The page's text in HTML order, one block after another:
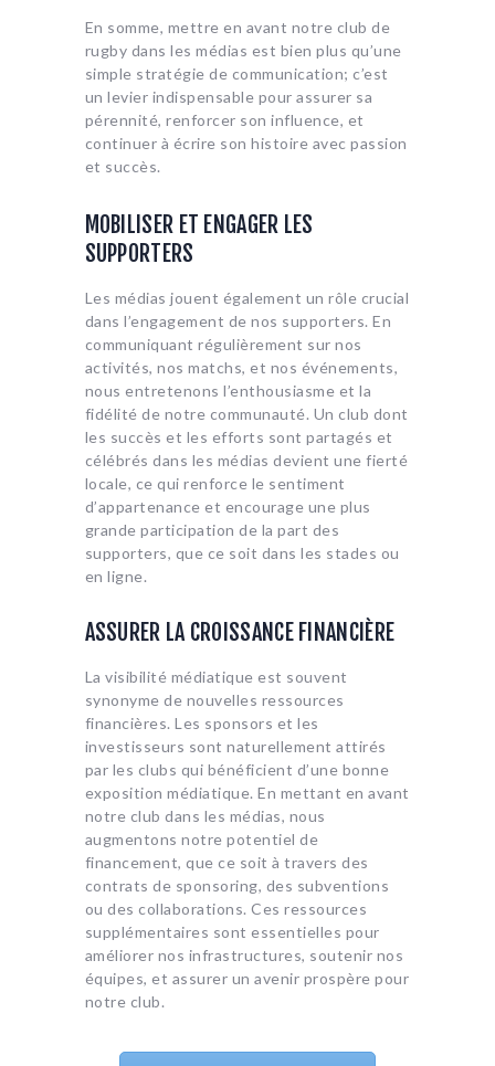
En somme, mettre en avant notre club de
rugby dans les médias est bien plus qu’une
simple stratégie de communication; c’est
un levier indispensable pour assurer sa
pérennité, renforcer son influence, et
continuer à écrire son histoire avec passion
et succès.
MOBILISER ET ENGAGER LES
SUPPORTERS
Les médias jouent également un rôle crucial
dans l’engagement de nos supporters. En
communiquant régulièrement sur nos
activités, nos matchs, et nos événements,
nous entretenons l’enthousiasme et la
fidélité de notre communauté. Un club dont
les succès et les efforts sont partagés et
célébrés dans les médias devient une fierté
locale, ce qui renforce le sentiment
d’appartenance et encourage une plus
grande participation de la part des
supporters, que ce soit dans les stades ou
en ligne.
ASSURER LA CROISSANCE FINANCIÈRE
La visibilité médiatique est souvent
synonyme de nouvelles ressources
financières. Les sponsors et les
investisseurs sont naturellement attirés
par les clubs qui bénéficient d’une bonne
exposition médiatique. En mettant en avant
notre club dans les médias, nous
augmentons notre potentiel de
financement, que ce soit à travers des
contrats de sponsoring, des subventions
ou des collaborations. Ces ressources
supplémentaires sont essentielles pour
améliorer nos infrastructures, soutenir nos
équipes, et assurer un avenir prospère pour
notre club.